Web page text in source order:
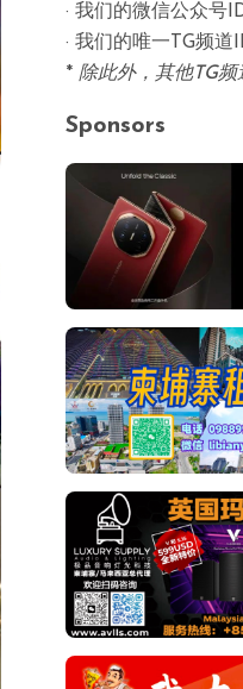
· 我们的微信公众号
· 我们的唯一TG频道
* 除此外，其他TG
Sponsors